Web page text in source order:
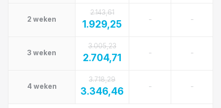
2 weken
2.143,61
1.929,25 - -
3 weken
3.005,23
2.704,71 - -
4 weken
3.718,29
3.346,46 - -